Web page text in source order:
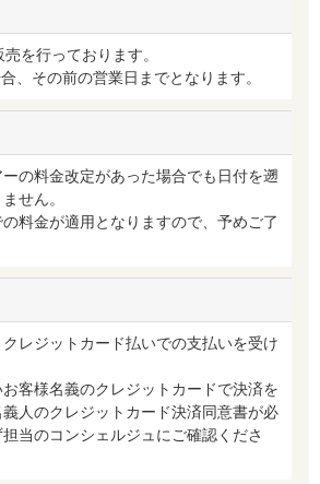
を行っております。
、その前の営業日までとなります。
の料金改定があった場合でも日付を遡
せん。
料金が適用となりますので、予めご了
レジットカード払いでの支払いを受け
客様名義のクレジットカードで決済を
人のクレジットカード決済同意書が必
当のコンシェルジュにご確認くださ